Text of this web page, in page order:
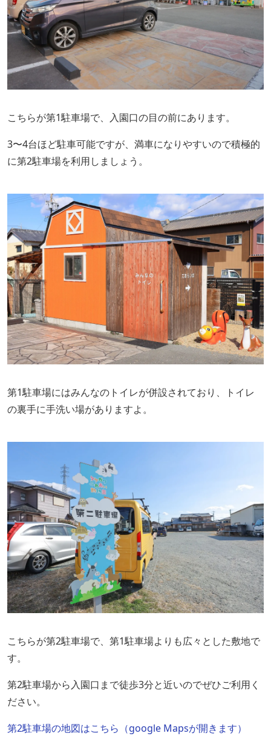
こちらが第1駐車場で、入園口の目の前にあります。
3〜4台ほど駐車可能ですが、満車になりやすいので積極的
に第2駐車場を利用しましょう。
第1駐車場にはみんなのトイレが併設されており、トイレ
の裏手に手洗い場がありますよ。
こちらが第2駐車場で、第1駐車場よりも広々とした敷地で
す。
第2駐車場から入園口まで徒歩3分と近いのでぜひご利用く
ださい。
第2駐車場の地図はこちら（google Mapsが開きます）